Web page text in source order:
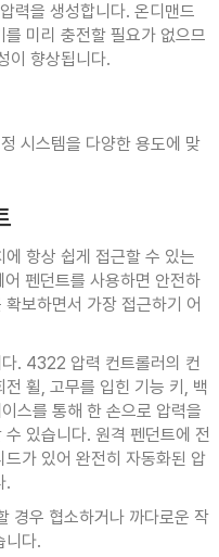
력을 생성합니다. 온디맨드
미리 충전할 필요가 없으므
이 향상됩니다.
시스템을 다양한 용도에 맞
항상 쉽게 접근할 수 있는
펜던트를 사용하면 안전하
보하면서 가장 접근하기 어
. 4322 압력 컨트롤러의 컨
휠, 고무를 입힌 기능 키, 백
스를 통해 한 손으로 압력을
있습니다. 원격 펜던트에 전
가 있어 완전히 자동화된 압
.
우 협소하거나 까다로운 작
니다.